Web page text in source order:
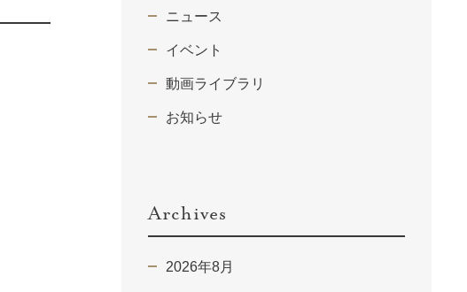
ニュース
イベント
動画ライブラリ
お知らせ
Archives
2026年8月